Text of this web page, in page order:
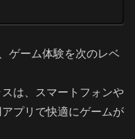
ゲーム体験を次のレベ
は、スマートフォンや
プリで快適にゲームが